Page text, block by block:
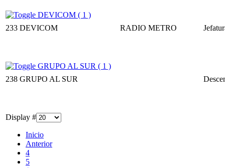
Display #
Inicio
Anterior
4
5
DEVICOM ( 1 )
233 DEVICOM RADIO METRO
GRUPO AL SUR ( 1 )
238 GRUPO AL SUR